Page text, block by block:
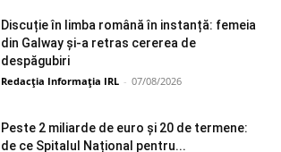
Discuție în limba română în instanță: femeia
din Galway și-a retras cererea de
despăgubiri
Redacția Informația IRL - 07/08/2026
Peste 2 miliarde de euro și 20 de termene:
de ce Spitalul Național pentru...